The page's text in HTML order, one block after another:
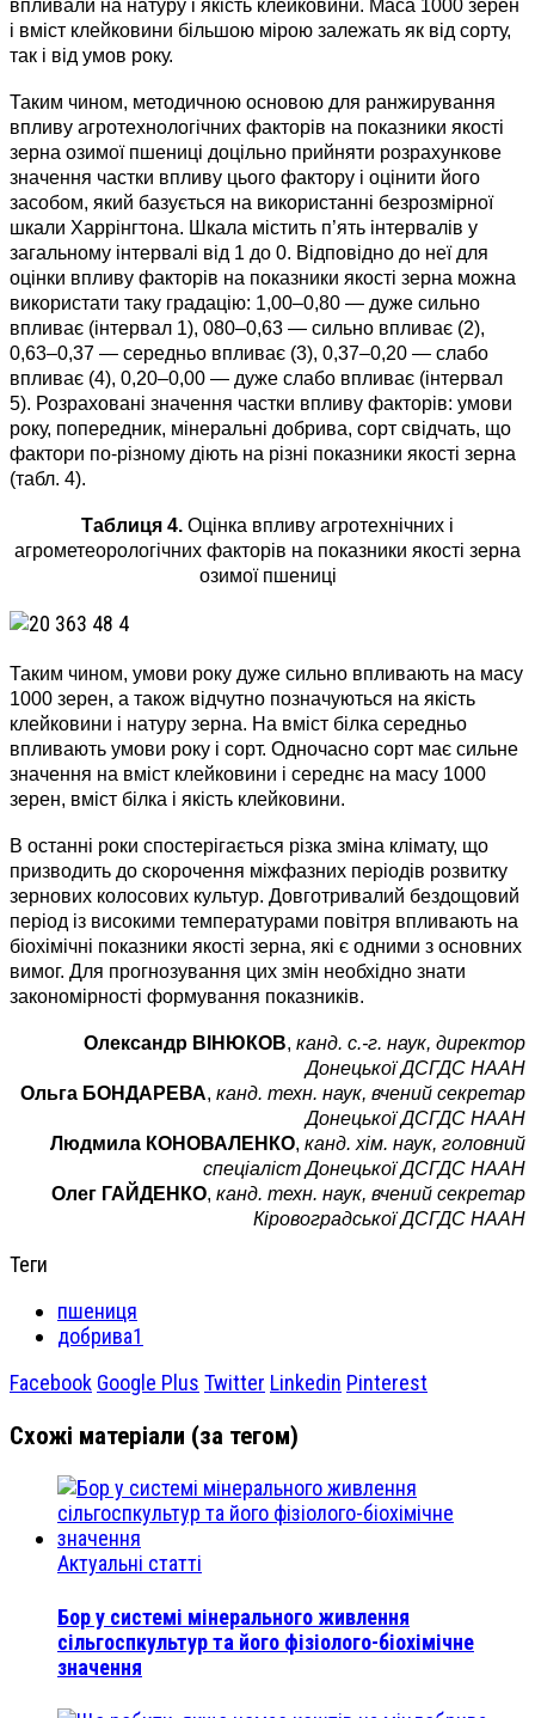
впливали на натуру і якість клейковини. Маса 1000 зерен
і вміст клейковини більшою мірою залежать як від сорту,
так і від умов року.
Таким чином, методичною основою для ранжирування
впливу агротехнологічних факторів на показники якості
зерна озимої пшениці доцільно прийняти розрахункове
значення частки впливу цього фактору і оцінити його
засобом, який базується на використанні безрозмірної
шкали Харрінгтона. Шкала містить п’ять інтервалів у
загальному інтервалі від 1 до 0. Відповідно до неї для
оцінки впливу факторів на показники якості зерна можна
використати таку градацію: 1,00–0,80 — дуже сильно
впливає (інтервал 1), 080–0,63 — сильно впливає (2),
0,63–0,37 — середньо впливає (3), 0,37–0,20 — слабо
впливає (4), 0,20–0,00 — дуже слабо впливає (інтервал
5). Розраховані значення частки впливу факторів: умови
року, попередник, мінеральні добрива, сорт свідчать, що
фактори по-різному діють на різні показники якості зерна
(табл. 4).
Таблиця 4. Оцінка впливу агротехнічних і
агрометеорологічних факторів на показники якості зерна
озимої пшениці
Таким чином, умови року дуже сильно впливають на масу
1000 зерен, а також відчутно позначуються на якість
клейковини і натуру зерна. На вміст білка середньо
впливають умови року і сорт. Одночасно сорт має сильне
значення на вміст клейковини і середнє на масу 1000
зерен, вміст білка і якість клейковини.
В останні роки спостерігається різка зміна клімату, що
призводить до скорочення міжфазних періодів розвитку
зернових колосових культур. Довготривалий бездощовий
період із високими температурами повітря впливають на
біохімічні показники якості зерна, які є одними з основних
вимог. Для прогнозування цих змін необхідно знати
закономірності формування показників.
Олександр ВІНЮКОВ, канд. с.-г. наук, директор
Донецької ДСГДС НААН
Ольга БОНДАРЕВА, канд. техн. наук, вчений секретар
Донецької ДСГДС НААН
Людмила КОНОВАЛЕНКО, канд. хім. наук, головний
спеціаліст Донецької ДСГДС НААН
Олег ГАЙДЕНКО, канд. техн. наук, вчений секретар
Кіровоградської ДСГДС НААН
Теги
пшениця
добрива1
Facebook Google Plus Twitter Linkedin Pinterest
Схожі матеріали (за тегом)
Актуальні статті
Бор у системі мінерального живлення
сільгоспкультур та його фізіолого-біохімічне
значення